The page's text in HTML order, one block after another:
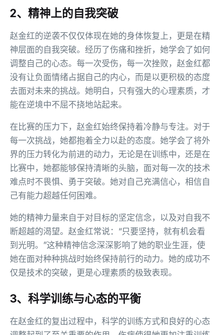
2、精神上的自我突破
赵金红的逆袭不仅仅体现在她的身体恢复上，更是在精
神层面的自我突破。经历了伤痛和挫折，她学会了如何
调整自己的心态。每一次受伤，每一次挫败，赵金红都
没有让负面情绪占据自己的内心，而是以更积极的态度
去面对未来的挑战。她明白，只有强大的心理素质，才
能在逆境中不屈不挠地站起来。
在比赛的压力下，赵金红始终保持着冷静与专注。对于
每一次挑战，她都抱着全力以赴的态度。她学会了将外
界的压力转化为前进的动力，无论是在训练中，还是在
比赛中，她都能够保持清晰的头脑，面对每一次的技术
难点时不畏惧、勇于突破。她对自己充满信心，相信自
己有能力超越任何困难。
她的精神力量来自于对目标的坚定信念，以及对自我不
断超越的渴望。赵金红常说：“只要坚持，就有机会看
到光明。”这种精神信念深深影响了她的职业生涯，使
她在面对种种挑战时始终保持前行的动力。她的成功不
仅是技术的突破，更是心理素质的极致表现。
3、科学训练与心态的平衡
在赵金红的复出过程中，科学的训练方式和良好的心态